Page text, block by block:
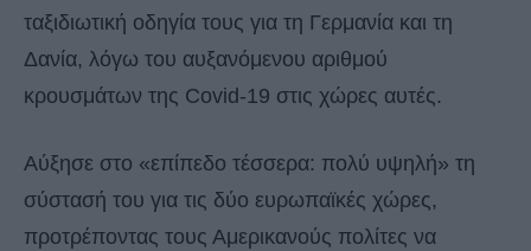
ταξιδιωτική οδηγία τους για τη Γερμανία και τη
Δανία, λόγω του αυξανόμενου αριθμού
κρουσμάτων της Covid-19 στις χώρες αυτές.
Αύξησε στο «επίπεδο τέσσερα: πολύ υψηλή» τη
σύστασή του για τις δύο ευρωπαϊκές χώρες,
προτρέποντας τους Αμερικανούς πολίτες να